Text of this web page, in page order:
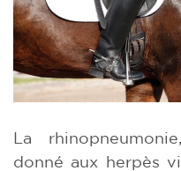
La
donné aux herpès